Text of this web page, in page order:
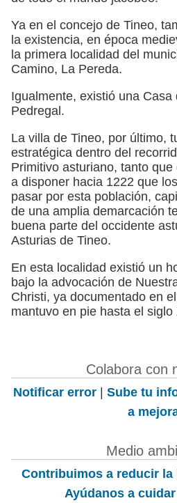
Ya en el concejo de Tineo,
la existencia, en época
la primera localidad del
Camino, La Pereda.
Igualmente, existió una Casa
Pedregal.
La villa de Tineo, por último,
estratégica dentro del
Primitivo asturiano, tanto
a disponer hacia 1222 que
pasar por esta población,
de una amplia demarcación
buena parte del occidente
Asturias de Tineo.
En esta localidad existió un
bajo la advocación de
Christi, ya documentado en
mantuvo en pie hasta el siglo
Colabora con
Notificar error | Sube tu
a
Medio
Contribuimos a reducir la
Ayúdanos a